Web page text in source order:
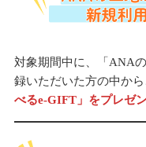
対象期間中に、「ANA
録いただいた方の中から
べるe-GIFT」をプレゼ